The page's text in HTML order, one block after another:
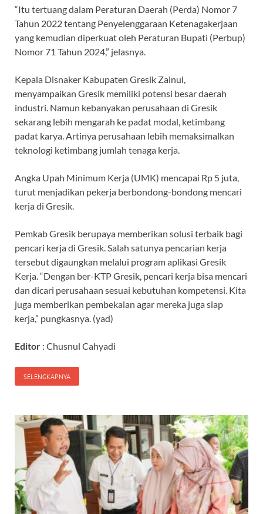
“Itu tertuang dalam Peraturan Daerah (Perda) Nomor 7
Tahun 2022 tentang Penyelenggaraan Ketenagakerjaan
yang kemudian diperkuat oleh Peraturan Bupati (Perbup)
Nomor 71 Tahun 2024,” jelasnya.
Kepala Disnaker Kabupaten Gresik Zainul,
menyampaikan Gresik memiliki potensi besar daerah
industri. Namun kebanyakan perusahaan di Gresik
sekarang lebih mengarah ke padat modal, ketimbang
padat karya. Artinya perusahaan lebih memaksimalkan
teknologi ketimbang jumlah tenaga kerja.
Angka Upah Minimum Kerja (UMK) mencapai Rp 5 juta,
turut menjadikan pekerja berbondong-bondong mencari
kerja di Gresik.
Pemkab Gresik berupaya memberikan solusi terbaik bagi
pencari kerja di Gresik. Salah satunya pencarian kerja
tersebut digaungkan melalui program aplikasi Gresik
Kerja. “Dengan ber-KTP Gresik, pencari kerja bisa mencari
dan dicari perusahaan sesuai kebutuhan kompetensi. Kita
juga memberikan pembekalan agar mereka juga siap
kerja,” pungkasnya. (yad)
Editor : Chusnul Cahyadi
SELENGKAPNYA